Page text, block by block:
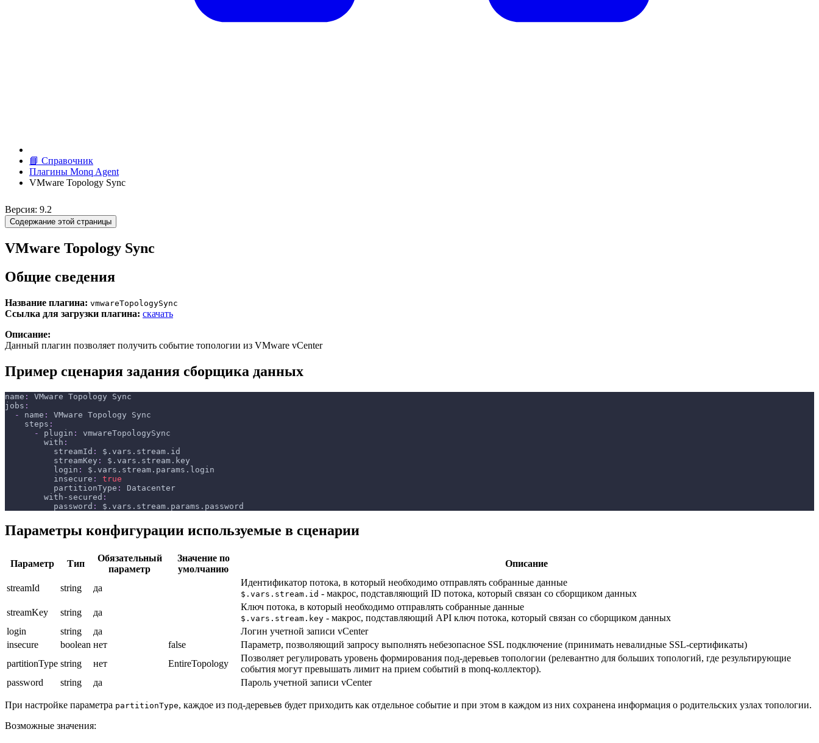
📘 Справочник
Плагины Monq Agent
VMware Topology Sync
Версия: 9.2
Содержание этой страницы
VMware Topology Sync
Общие сведения
Название плагина: vmwareTopologySync
Ссылка для загрузки плагина: скачать
Описание:
Данный плагин позволяет получить событие топологии из VMware vCenter
Пример сценария задания сборщика данных
name :
VMware Topology Sync
jobs :
-
name :
VMware Topology Sync
steps :
-
plugin :
vmwareTopologySync
with :
streamId :
$.vars.stream.id
streamKey :
$.vars.stream.key
login :
$.vars.stream.params.login
insecure :
true
partitionType :
Datacenter
with-secured :
password : $.vars.stream.params.password
Параметры конфигурации используемые в сценарии
Параметр Тип
Обязательный
параметр
Значение по
умолчанию
Описание
streamId string да
Идентификатор потока, в который необходимо отправлять собранные данные
$.vars.stream.id - макрос, подставляющий ID потока, который связан со сборщиком данных
streamKey
string да
Ключ потока, в который необходимо отправлять собранные данные
$.vars.stream.key - макрос, подставляющий API ключ потока, который связан со сборщиком данных
login
string да
Логин учетной записи vCenter
insecure
boolean нет false
Параметр, позволяющий запросу выполнять небезопасное SSL подключение (принимать невалидные SSL-сертификаты)
partitionType string нет EntireTopology
Позволяет регулировать уровень формирования под-деревьев топологии (релевантно для больших топологий, где результирующие
события могут превышать лимит на прием событий в monq-коллектор).
password
string да Пароль учетной записи vCenter
При настройке параметра partitionType, каждое из под-деревьев будет приходить как отдельное событие и при этом в каждом из них сохранена информация о родительских узлах топологии.
Возможные значения: